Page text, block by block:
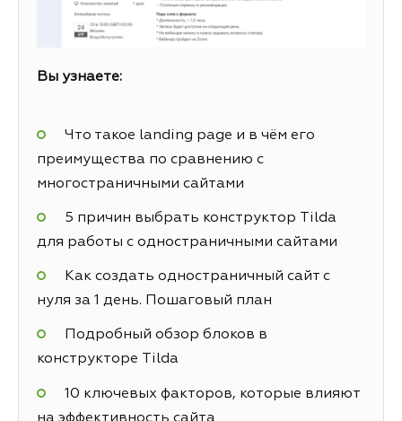
Вы узнаете:
Что такое landing page и в чём его
преимущества по сравнению с
многостраничными сайтами
5 причин выбрать конструктор Tilda
для работы с одностраничными сайтами
Как создать одностраничный сайт с
нуля за 1 день. Пошаговый план
Подробный обзор блоков в
конструкторе Tilda
10 ключевых факторов, которые влияют
на эффективность сайта